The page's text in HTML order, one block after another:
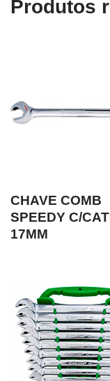
Produtos
CHAVE COMB
SPEEDY C/
17MM